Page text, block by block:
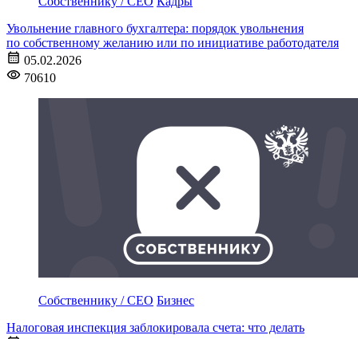
Увольнение главного бухгалтера: порядок увольнения
по собственному желанию или по инициативе работодателя
05.02.2026
70610
Собственнику / CEO Бизнес
Налоговая инспекция заблокировала счета: что делать